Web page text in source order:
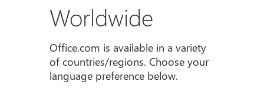
Worldwide
Office.com is available in a variety
of countries/regions. Choose your
language preference below.